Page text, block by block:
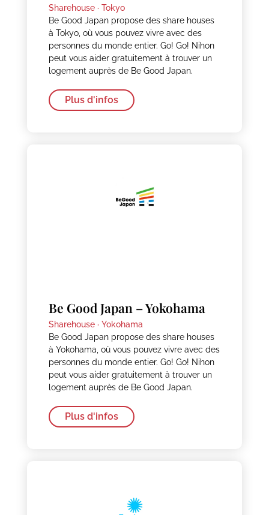
Sharehouse · Tokyo
Be Good Japan propose des share houses
à Tokyo, où vous pouvez vivre avec des
personnes du monde entier. Go! Go! Nihon
peut vous aider gratuitement à trouver un
logement auprès de Be Good Japan.
Plus d'infos
Be Good Japan – Yokohama
Sharehouse · Yokohama
Be Good Japan propose des share houses
à Yokohama, où vous pouvez vivre avec des
personnes du monde entier. Go! Go! Nihon
peut vous aider gratuitement à trouver un
logement auprès de Be Good Japan.
Plus d'infos